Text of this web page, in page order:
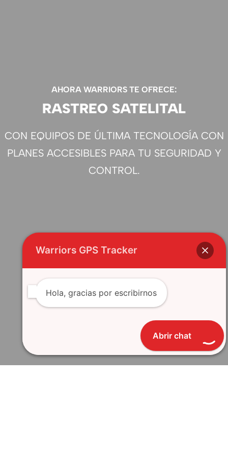
AHORA WARRIORS TE OFRECE:
RASTREO SATELITAL
CON EQUIPOS DE ÚLTIMA TECNOLOGÍA CON
PLANES ACCESIBLES PARA TU SEGURIDAD Y
CONTROL.
Warriors GPS Tracker
Hola, gracias por escribirnos
Abrir chat